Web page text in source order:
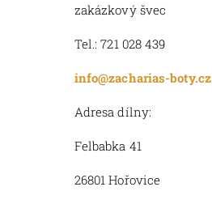
zakázkový švec
Tel.: 721 028 439
info@zacharias-boty.cz
Adresa dílny:
Felbabka 41
26801 Hořovice